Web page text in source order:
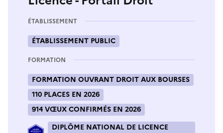
ÉTABLISSEMENT
ÉTABLISSEMENT PUBLIC
FORMATION
FORMATION OUVRANT DROIT AUX BOURSES
110 PLACES EN 2026
914 VŒUX CONFIRMÉS EN 2026
DIPLÔME NATIONAL DE LICENCE